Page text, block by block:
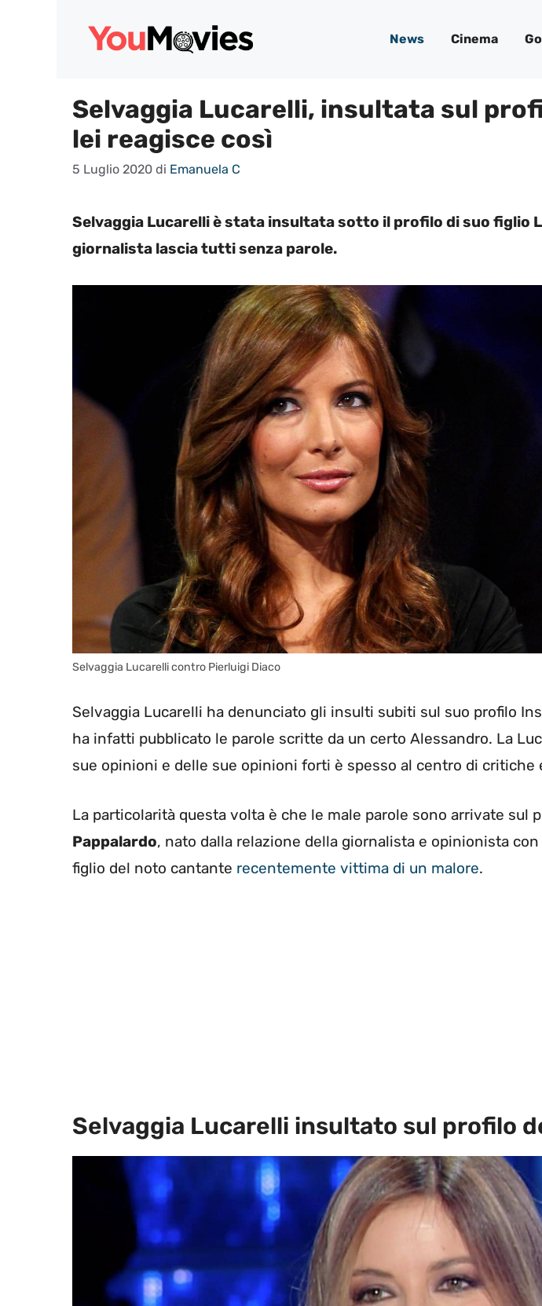
News Cinema
Selvaggia Lucarelli, insultata sul
lei reagisce così
5 Luglio 2020 di Emanuela C
Selvaggia Lucarelli è stata insultata sotto il profilo di suo figlio
giornalista lascia tutti senza parole.
Selvaggia Lucarelli contro Pierluigi Diaco
Selvaggia Lucarelli ha denunciato gli insulti subiti sul suo profilo
ha infatti pubblicato le parole scritte da un certo Alessandro. La
sue opinioni e delle sue opinioni forti è spesso al centro di critiche
La particolarità questa volta è che le male parole sono arrivate sul
Pappalardo, nato dalla relazione della giornalista e opinionista con
figlio del noto cantante recentemente vittima di un malore.
Selvaggia Lucarelli insultato sul profilo